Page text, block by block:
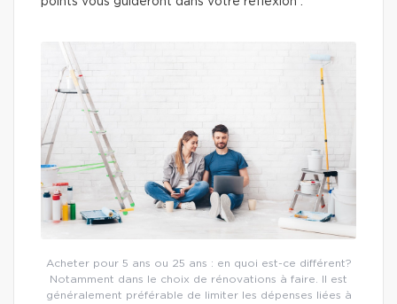
Acheter pour 5 ans ou 25 ans : en quoi est-ce différent?
Notamment dans le choix de rénovations à faire. Il est
généralement préférable de limiter les dépenses liées à